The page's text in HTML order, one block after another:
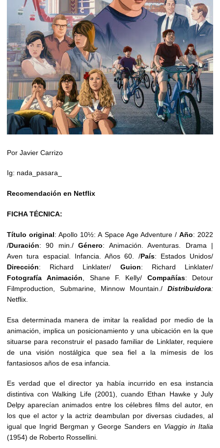
Por Javier Carrizo
Ig: nada_pasara_
Recomendación en Netflix
FICHA TÉCNICA:
Título original: Apollo 10½: A Space Age Adventure / Año: 2022
/Duración: 90 min./Género: Animación. Aventuras. Drama |
Aven tura espacial. Infancia. Años 60. /País: Estados Unidos/
Dirección: Richard Linklater/ Guion: Richard Linklater/
Fotografía
Animación , Shane F. Kelly/ Compañías: Detour
Filmproduction, Submarine, Minnow Mountain./ Distribuidora:
Netflix.
Esa determinada manera de imitar la realidad por medio de la
animación, implica un posicionamiento y una ubicación en la que
situarse para reconstruir el pasado familiar de Linklater, requiere
de una visión nostálgica que sea fiel a la mímesis de los
fantasiosos años de esa infancia.
Es verdad que el director ya había incurrido en esa instancia
distintiva con Walking Life (2001), cuando Ethan Hawke y July
Delpy aparecían animados entre los célebres films del autor, en
los que el actor y la actriz deambulan por diversas ciudades, al
igual que Ingrid Bergman y George Sanders en Viaggio in Italia
(1954) de Roberto Rossellini.